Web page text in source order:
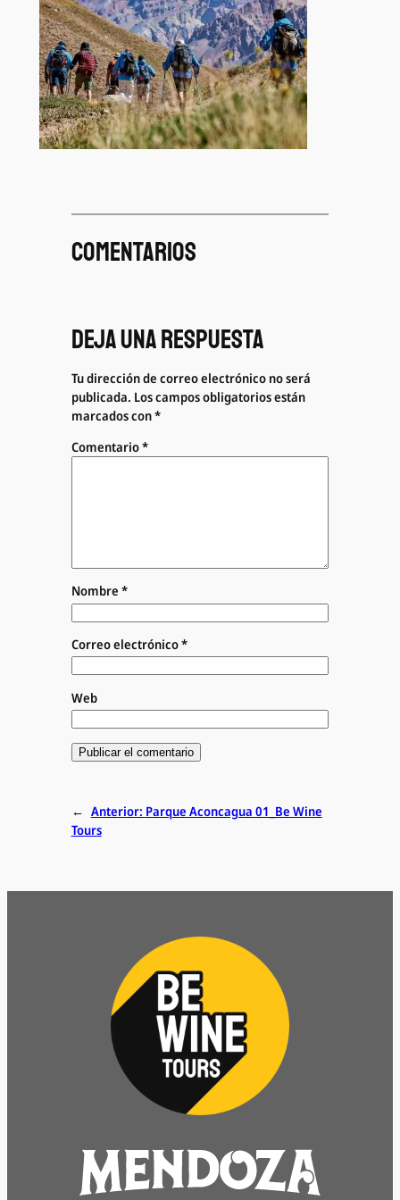
Comentarios
Deja una respuesta
Tu dirección de correo electrónico no será
publicada. Los campos obligatorios están
marcados con*
Comentario*
Nombre *
Correo electrónico*
Web
← Anterior: Parque Aconcagua 01_Be Wine
Tours